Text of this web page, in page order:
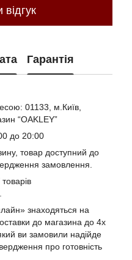
Гарантія
01133, м.Київ,
“OAKLEY”
до 20:00
товар доступний до
замовлення.
знаходяться на
до магазина до 4х
ви замовили надійде
про готовність